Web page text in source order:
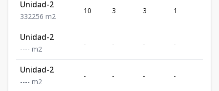
Unidad-2
332256 m2
10 3 3 1
Unidad-2
---- m2
- - - -
Unidad-2
---- m2
- - - -